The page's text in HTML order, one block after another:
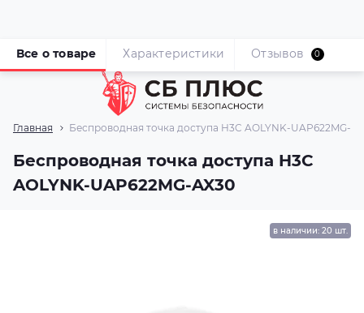
Главная Беспроводная точка доступа H3C AOLYNK-UAP622MG-
Беспроводная точка доступа H3C
AOLYNK-UAP622MG-AX30
Все о товаре Характеристики Отзывов 0
в наличии: 20 шт.